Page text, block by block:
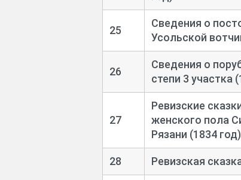
25
Сведения о
Усольской
26
Сведения о
степи 3 участка
27
Ревизские
женского пола
Рязани (1834 год)
28 Ревизская